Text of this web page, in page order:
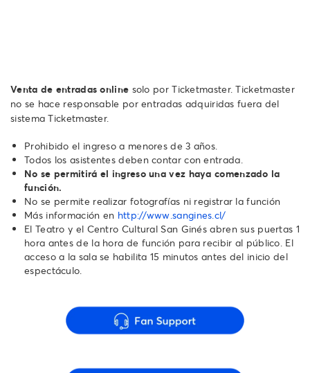
Venta de entradas online solo por Ticketmaster. Ticketmaster
no se hace responsable por entradas adquiridas fuera del
sistema Ticketmaster.
Prohibido el ingreso a menores de 3 años.
Todos los asistentes deben contar con entrada.
No se permitirá el ingreso una vez haya comenzado la
función.
No se permite realizar fotografías ni registrar la función
Más información en http://www.sangines.cl/
El Teatro y el Centro Cultural San Ginés abren sus puertas 1
hora antes de la hora de función para recibir al público. El
acceso a la sala se habilita 15 minutos antes del inicio del
espectáculo.